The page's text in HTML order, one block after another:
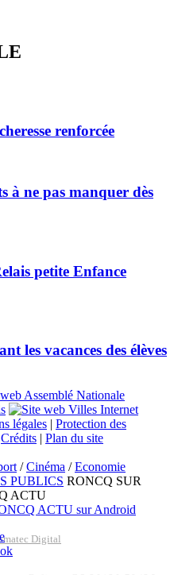
renforcée
à ne pas manquer dès
petite Enfance
les vacances des élèves
légales | Protection des
Crédits | Plan du site
/Cinéma /Economie
PUBLICS RONCQ SUR
ACTU
Digital